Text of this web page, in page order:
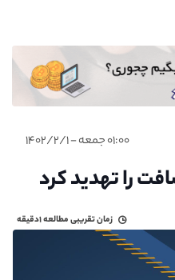
۰۱:۰۰ جمعه - ۱۴۰۲/۲/۱
را تهدید کرد
زمان تقریبی مطالعه۱دقیقه